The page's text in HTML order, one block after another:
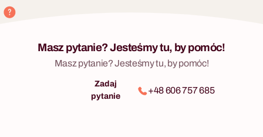
Masz pytanie? Jesteśmy tu, by pomóc!
Masz pytanie? Jesteśmy tu, by pomóc!
Zadaj
pytanie
+48 606 757 685